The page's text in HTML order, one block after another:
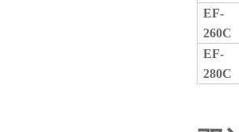
EF-
260C
EF-
280C